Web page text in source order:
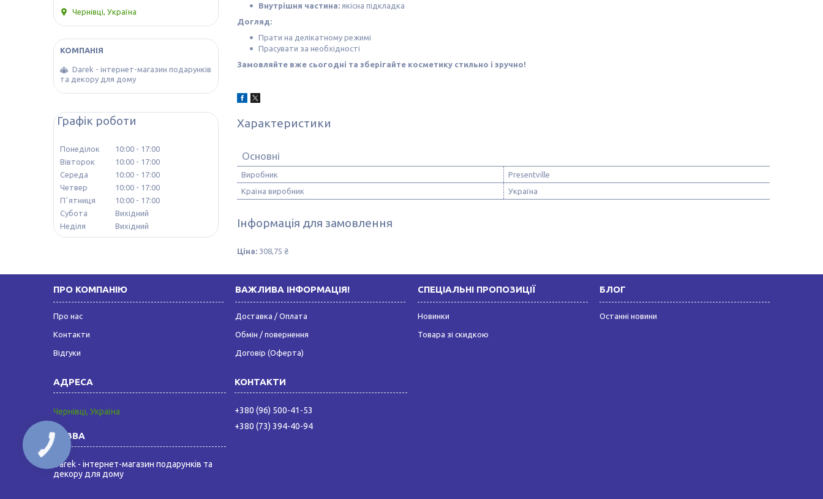
Внутрішня частина: якісна підкладка
Догляд:
Прати на делікатному режимі
Прасувати за необхідності
Замовляйте вже сьогодні та зберігайте косметику стильно і зручно!
Характеристики
Основні
Виробник
Presentville
Країна виробник
Україна
Інформація для замовлення
Ціна: 308,75 ₴
Чернівці, Україна
Darek - інтернет-магазин подарунків
та декору для дому
Графік роботи
Понеділок 10:00
17:00
Вівторок
10:00
17:00
Середа
10:00
17:00
Четвер
10:00
17:00
Пʼятниця
10:00
17:00
Субота
Вихідний
Неділя
Вихідний
ПРО КОМПАНІЮ
Про нас
Контакти
Відгуки
ВАЖЛИВА ІНФОРМАЦІЯ!
Доставка / Оплата
Обмін / повернення
Договір (Оферта)
СПЕЦІАЛЬНІ ПРОПОЗИЦІЇ
Новинки
Товара зі скидкою
БЛОГ
Останні новини
Чернівці, Україна
Darek - інтернет-магазин подарунків та
декору для дому
+380 (96) 500-41-53
+380 (73) 394-40-94
КНОПКА
ЗВ'ЯЗКУ